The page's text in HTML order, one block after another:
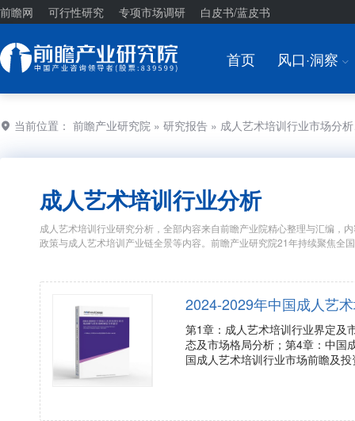
前瞻网 可行性研究 专项市场调研 白皮书/蓝皮书
首页 风口·洞察 I
当前位置： 前瞻产业研究院 » 研究报告 » 成人艺术培训行业市场分
成人艺术培训行业分析
成人艺术培训行业研究分析，全部内容来自前瞻产业院精心整理与汇编，
政策与成人艺术培训产业链全景等内容。前瞻产业研究院21年持续聚焦全
2024-2029年中国成人艺
第1章：成人艺术培训行业界定及
态及市场格局分析；第4章：中国
国成人艺术培训行业市场前瞻及